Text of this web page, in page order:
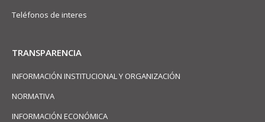
Teléfonos de interes
TRANSPARENCIA
INFORMACIÓN INSTITUCIONAL Y ORGANIZACIÓN
NORMATIVA
INFORMACIÓN ECONÓMICA